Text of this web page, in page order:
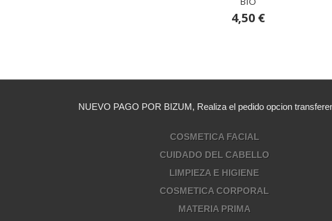
4,50 €
NUEVO PAGO POR BIZUM, Realiza el pedido opcion
COSMETICA FACIAL
CUIDADO DEL CABELLO
LIMPIEZA E HIGIENE
COSMETICA CORPORAL
MATERIA PRIMA